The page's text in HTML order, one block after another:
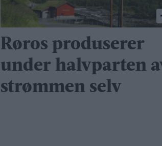
Røros produserer
under halvparten
strømmen selv